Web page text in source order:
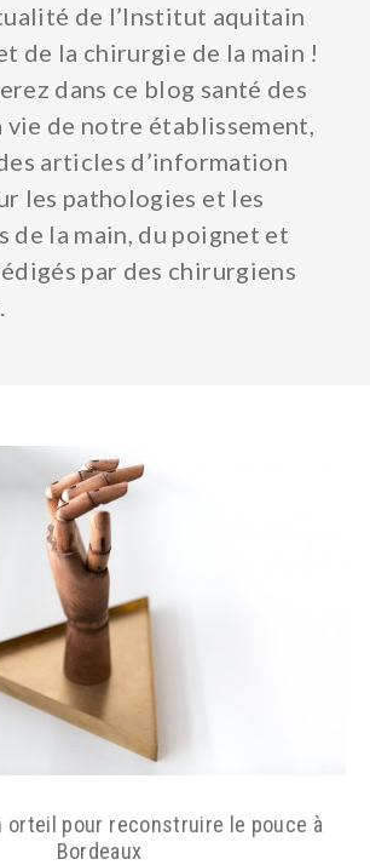
de l’Institut aquitain
de la chirurgie de la main !
dans ce blog santé des
vie de notre établissement,
articles d’information
les pathologies et les
de la main, du poignet et
par des chirurgiens
orteil pour reconstruire le pouce à
Bordeaux